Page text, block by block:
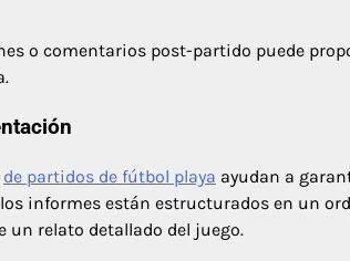
o comentarios post-partido puede
de partidos de fútbol playa ayudan a
informes están estructurados en un
un relato detallado del juego.